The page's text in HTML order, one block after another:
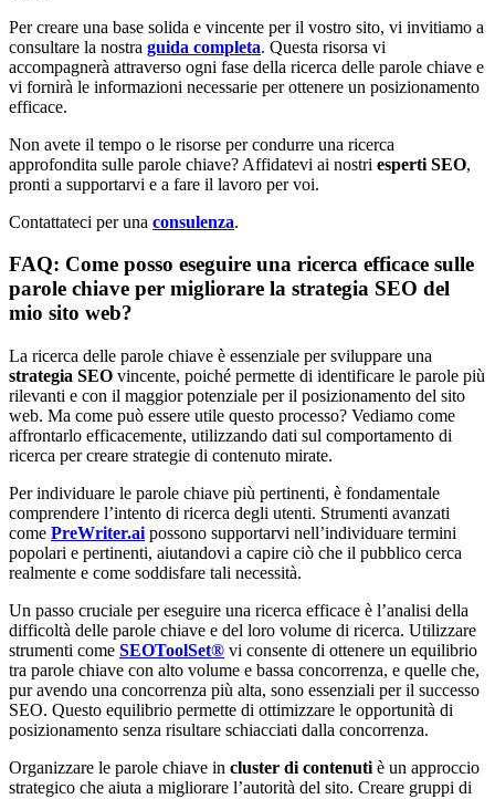
Per creare una base solida e vincente per il vostro sito, vi invitiamo a
consultare la nostra guida completa. Questa risorsa vi
accompagnerà attraverso ogni fase della ricerca delle parole chiave e
vi fornirà le informazioni necessarie per ottenere un posizionamento
efficace.
Non avete il tempo o le risorse per condurre una ricerca
approfondita sulle parole chiave? Affidatevi ai nostri esperti SEO,
pronti a supportarvi e a fare il lavoro per voi.
Contattateci per una consulenza.
FAQ: Come posso eseguire una ricerca efficace sulle
parole chiave per migliorare la strategia SEO del
mio sito web?
La ricerca delle parole chiave è essenziale per sviluppare una
strategia SEO vincente, poiché permette di identificare le parole più
rilevanti e con il maggior potenziale per il posizionamento del sito
web. Ma come può essere utile questo processo? Vediamo come
affrontarlo efficacemente, utilizzando dati sul comportamento di
ricerca per creare strategie di contenuto mirate.
Per individuare le parole chiave più pertinenti, è fondamentale
comprendere l’intento di ricerca degli utenti. Strumenti avanzati
come PreWriter.ai possono supportarvi nell’individuare termini
popolari e pertinenti, aiutandovi a capire ciò che il pubblico cerca
realmente e come soddisfare tali necessità.
Un passo cruciale per eseguire una ricerca efficace è l’analisi della
difficoltà delle parole chiave e del loro volume di ricerca. Utilizzare
strumenti come SEOToolSet® vi consente di ottenere un equilibrio
tra parole chiave con alto volume e bassa concorrenza, e quelle che,
pur avendo una concorrenza più alta, sono essenziali per il successo
SEO. Questo equilibrio permette di ottimizzare le opportunità di
posizionamento senza risultare schiacciati dalla concorrenza.
Organizzare le parole chiave in cluster di contenuti è un approccio
strategico che aiuta a migliorare l’autorità del sito. Creare gruppi di